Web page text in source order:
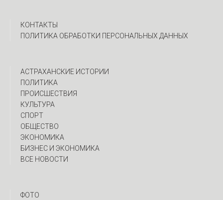
КОНТАКТЫ
ПОЛИТИКА ОБРАБОТКИ ПЕРСОНАЛЬНЫХ ДАННЫХ
АСТРАХАНСКИЕ ИСТОРИИ
ПОЛИТИКА
ПРОИСШЕСТВИЯ
КУЛЬТУРА
СПОРТ
ОБЩЕСТВО
ЭКОНОМИКА
БИЗНЕС И ЭКОНОМИКА
ВСЕ НОВОСТИ
ФОТО